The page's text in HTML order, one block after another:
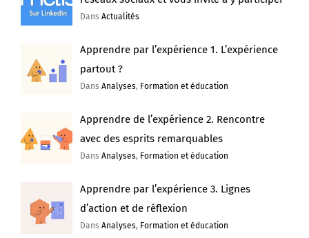
DansActualités
Apprendre par l’expérience 1. L’expérience
partout ?
DansAnalyses, Formation et éducation
Apprendre de l’expérience 2. Rencontre
avec des esprits remarquables
DansAnalyses, Formation et éducation
Apprendre par l’expérience 3. Lignes
d’action et de réflexion
DansAnalyses, Formation et éducation